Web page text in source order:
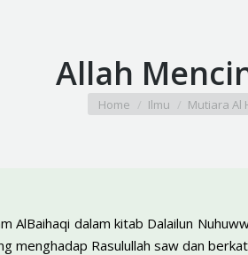
Allah
You are here:
Home Ilmu Mutiara Al
AlBaihaqi dalam kitab Dalailun
menghadap Rasulullah saw dan